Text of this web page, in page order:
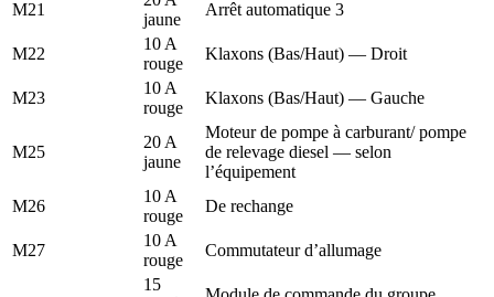
M21
jaune
Arrêt automatique 3
M22
10 A
rouge
Klaxons (Bas/Haut) — Droit
M23
10 A
rouge
Klaxons (Bas/Haut) — Gauche
M25
20 A
jaune
Moteur de pompe à carburant/ pompe
de relevage diesel — selon
l’équipement
M26
10 A
rouge
De rechange
M27
10 A
rouge
Commutateur d’allumage
15